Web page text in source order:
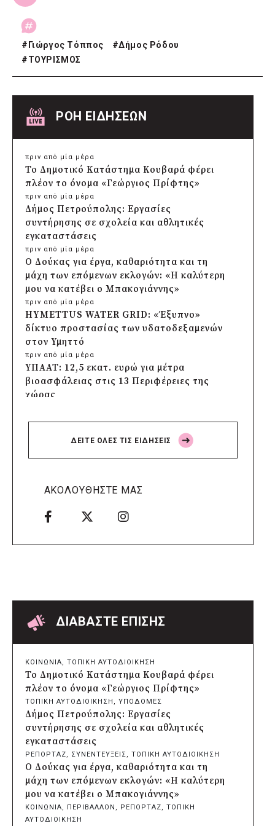
# Γιώργος Τόππος #Δήμος Ρόδου
#ΤΟΥΡΙΣΜΟΣ
ΡΟΗ ΕΙΔΗΣΕΩΝ
πριν από μία μέρα
Το Δημοτικό Κατάστημα Κουβαρά φέρει
πλέον το όνομα «Γεώργιος Πρίφτης»
πριν από μία μέρα
Δήμος Πετρούπολης: Εργασίες
συντήρησης σε σχολεία και αθλητικές
εγκαταστάσεις
πριν από μία μέρα
Ο Δούκας για έργα, καθαριότητα και τη
μάχη των επόμενων εκλογών: «Η καλύτερη
μου να κατέβει ο Μπακογιάννης»
πριν από μία μέρα
HYMETTUS WATER GRID: «Έξυπνο»
δίκτυο προστασίας των υδατοδεξαμενών
στον Υμηττό
πριν από μία μέρα
ΥΠΑΑΤ: 12,5 εκατ. ευρώ για μέτρα
βιοασφάλειας στις 13 Περιφέρειες της
χώρας
Πρέσπεια 2026: Έξι ημέρες πολιτισμού,
μουσικής και γαστρονομίας στη Φλώρινα
Δήμος Πέλλας: Σε προσωρινή αναστολή
πριν από μία μέρα
Δήμος Ελληνικού – Αργυρούπολης για το
Seoul Smart City Prize 2026
δίκτυο ηλεκτροφωτισμού
πριν από 2 μέρες
Δήμος Πατρέων: Αντικατάσταση
φωτιστικών μετά τη λεηλασία στο έλος
της Αγυιάς
πριν από 2 μέρες
Δήμος Σαρωνικού: Βανδάλισαν το
εκκλησάκι της Μεταμόρφωσης του
Σωτήρος
πριν από 2 μέρες
Περιφέρεια Αττικής: Έξι συμπεράσματα
για την ψηφιακή μετάβαση των
επιχειρήσεων
πριν από 2 μέρες
Δήμος Σαρωνικού και ΑΡΧΕΛΩΝ
ενημερώνουν τους λουόμενους για τη
ΔΕΙΤΕ ΟΛΕΣ ΤΙΣ ΕΙΔΗΣΕΙΣ
ΑΚΟΛΟΥΘΗΣΤΕ ΜΑΣ
ΔΙΑΒΑΣΤΕ ΕΠΙΣΗΣ
ΚΟΙΝΩΝΙΑ, ΤΟΠΙΚΗ ΑΥΤΟΔΙΟΙΚΗΣΗ
Το Δημοτικό Κατάστημα Κουβαρά φέρει
πλέον το όνομα «Γεώργιος Πρίφτης»
ΤΟΠΙΚΗ ΑΥΤΟΔΙΟΙΚΗΣΗ , ΥΠΟΔΟΜΕΣ
Δήμος Πετρούπολης: Εργασίες
συντήρησης σε σχολεία και αθλητικές
εγκαταστάσεις
ΡΕΠΟΡΤΑΖ, ΣΥΝΕΝΤΕΥΞΕΙΣ, ΤΟΠΙΚΗ ΑΥΤΟΔΙΟΙΚΗΣΗ
Ο Δούκας για έργα, καθαριότητα και τη
μάχη των επόμενων εκλογών: «Η καλύτερη
μου να κατέβει ο Μπακογιάννης»
ΚΟΙΝΩΝΙΑ, ΠΕΡΙΒΑΛΛΟΝ , ΡΕΠΟΡΤΑΖ, ΤΟΠΙΚΗ
ΑΥΤΟΔΙΟΙΚΗΣΗ